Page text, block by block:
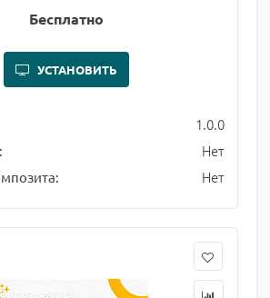
Бесплатно
УСТАНОВИТЬ
1.0.0
Нет
Нет